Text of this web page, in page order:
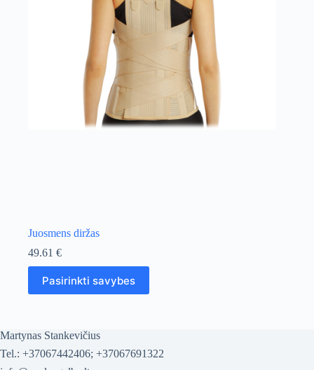
Juosmens diržas
49.61 €
Pasirinkti savybes
This
product
has
The
options
may
Martynas Stankevičius
Tel.: +37067442406; +37067691322